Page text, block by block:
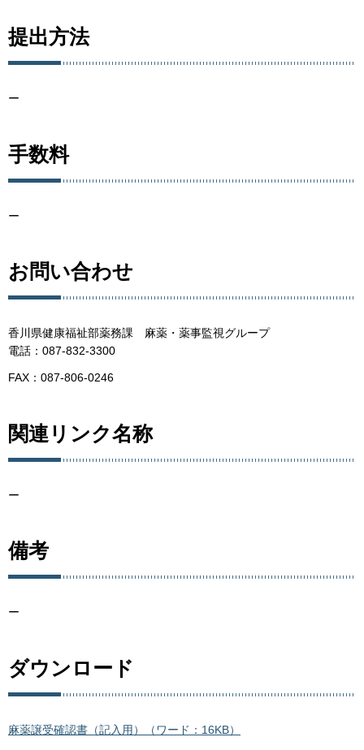
提出方法
ー
手数料
ー
お問い合わせ
香川県健康福祉部薬務課 麻薬・薬事監視グループ
電話：087-832-3300
FAX：087-806-0246
関連リンク名称
ー
備考
ー
ダウンロード
麻薬譲受確認書（記入用）（ワード：16KB）